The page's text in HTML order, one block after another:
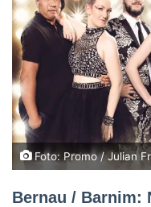
Foto: Promo / Julian
Bernau / Barnim: